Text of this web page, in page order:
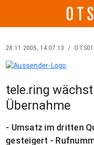
28.11.2005, 14:07:13 /
tele.ring
Übernahme
- Umsatz im dritten
gesteigert -